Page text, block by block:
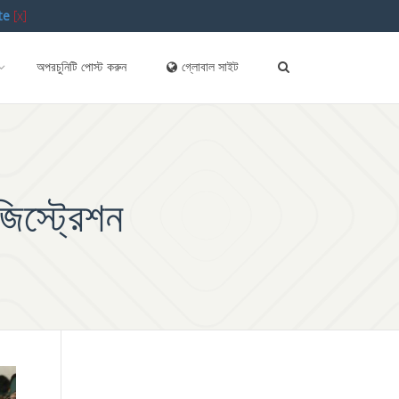
অপরচুনিটি পোস্ট করুন গ্লোবাল সাইট
[x]